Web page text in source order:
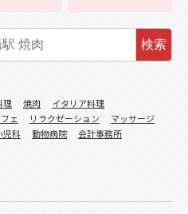
検索
理 焼肉
イタリア料理
ェ リラクゼーション
マッサージ
児科 動物病院
会計事務所